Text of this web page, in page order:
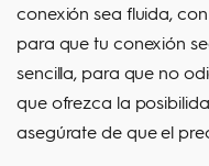
conexión sea fluida,
para que tu conexión
sencilla, para que no
que ofrezca la
asegúrate de que el